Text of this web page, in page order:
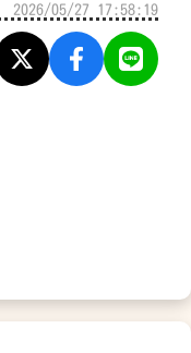
2026/05/27 17:58:19